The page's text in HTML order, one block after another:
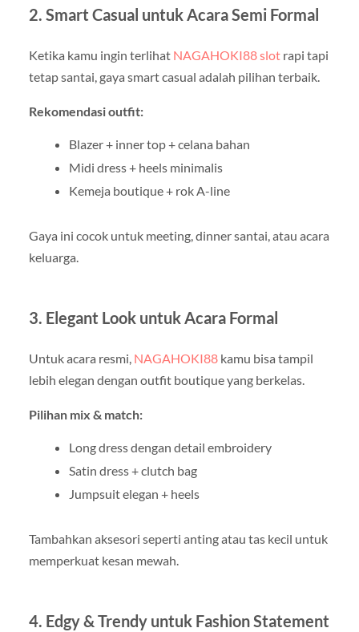
2. Smart Casual untuk Acara Semi Formal
Ketika kamu ingin terlihat NAGAHOKI88 slotrapi tapi
tetap santai, gaya smart casual adalah pilihan terbaik.
Rekomendasi outfit:
Blazer + inner top + celana bahan
Midi dress + heels minimalis
Kemeja boutique + rok A-line
Gaya ini cocok untuk meeting, dinner santai, atau acara
keluarga.
3. Elegant Look untuk Acara Formal
Untuk acara resmi, NAGAHOKI88kamu bisa tampil
lebih elegan dengan outfit boutique yang berkelas.
Pilihan mix & match:
Long dress dengan detail embroidery
Satin dress + clutch bag
Jumpsuit elegan + heels
Tambahkan aksesori seperti anting atau tas kecil untuk
memperkuat kesan mewah.
4. Edgy & Trendy untuk Fashion Statement